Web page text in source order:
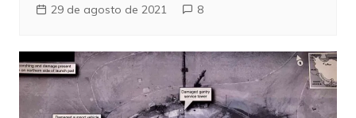
29 de agosto de 2021 8